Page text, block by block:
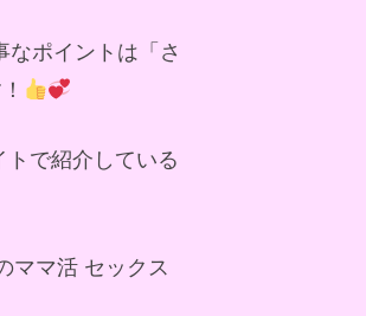
ポイントは「さ
で紹介している
ママ活 セックス